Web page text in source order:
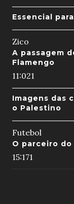
Essencial
Zico
A passagem
Flamengo
11:021
Imagens das
o Palestino
Futebol
O parceiro do
15:171